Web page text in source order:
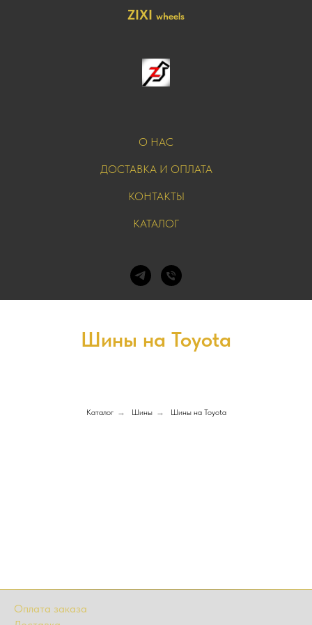
ZIXI wheels
О НАС
ДОСТАВКА И ОПЛАТА
КОНТАКТЫ
КАТАЛОГ
Шины на Toyota
Каталог → Шины → Шины на Toyota
Оплата заказа